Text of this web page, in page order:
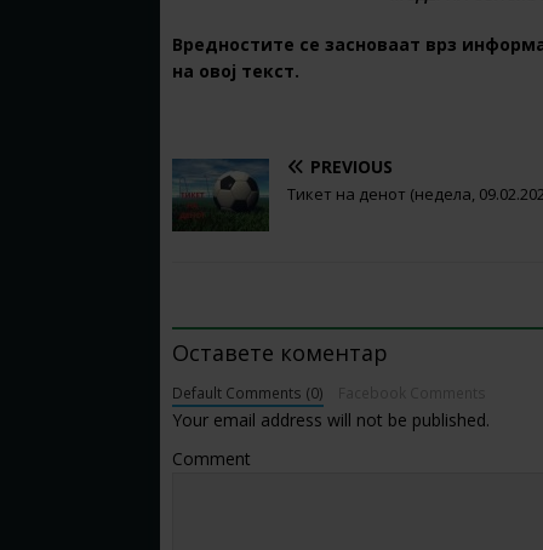
Вредностите се засноваат врз
на овој текст.
PREVIOUS
Тикет на денот (недела,
Оставете коментар
Default Comments (0)
Your email address will not be published.
Comment